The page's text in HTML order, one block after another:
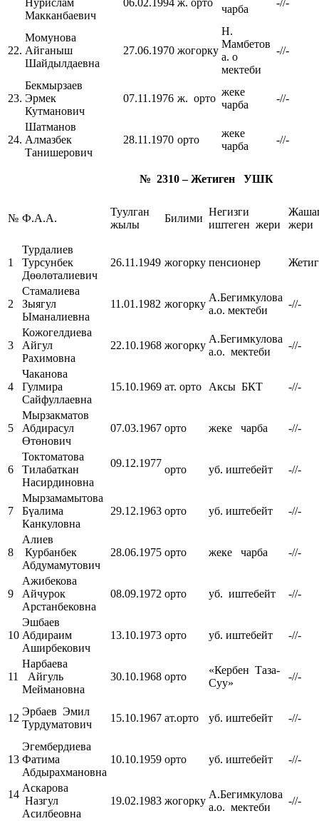
Нурислам
Макканбаевич
06.02.1994 ж. орто
чарба
-//-
22.
Момунова
Айганыш
Шайдылдаевна
27.06.1970 жогорку
Н.
Мамбетов
а. о
мектеби
-//-
23.
Бекмырзаев
Эрмек
Кутманович
07.11.1976 ж. орто
жеке
чарба
-//-
24.
Шатманов
Алмазбек
Танишерович
28.11.1970 орто
жеке
чарба
-//-
№ 2310 –Жетиген УШК
№ Ф.А.А.
Туулган
жылы
Билими
Негизги
иштеген жери
жери
1
Турдалиев
Турсунбек
Дөөлөталиевич
26.11.1949 жогорку пенсионер
2
Стамалиева
Зыягул
Ыманалиевна
11.01.1982 жогорку
А.Бегимкулова
а.о. мектеби
-//-
3
Кожогелдиева
Айгул
Рахимовна
22.10.1968 жогорку
А.Бегимкулова
а.о. мектеби
-//-
4
Чаканова
Гулмира
Сайфуллаевна
15.10.1969 ат. орто Аксы БКТ -//-
5
Мырзакматов
Абдирасул
Өтөнович
07.03.1967 орто жеке чарба -//-
6
Токтоматова
Тилабаткан
Насирдиновна
09.12.1977
орто уб. иштебейт -//-
7
Мырзамамытова
Бүалима
Канкуловна
29.12.1963 орто уб. иштебейт -//-
8
Алиев
Курбанбек
Абдумамутович
28.06.1975 орто жеке чарба -//-
9
Ажибекова
Айчурок
Арстанбековна
08.09.1972 орто уб. иштебейт -//-
10
Эшбаев
Абдираим
Аширбекович
13.10.1973 орто уб. иштебейт -//-
11
Нарбаева
Айгуль
Меймановна
30.10.1968 орто
«Кербен Таза-
Суу»
-//-
12
Эрбаев Эмил
Турдуматович
15.10.1967 ат.орто уб. иштебейт -//-
13
Эгембердиева
Фатима
Абдырахмановна
10.10.1959 орто уб. иштебейт -//-
14
Аскарова
Назгул
Асилбеовна
19.02.1983 жогорку
А.Бегимкулова
а.о. мектеби
-//-